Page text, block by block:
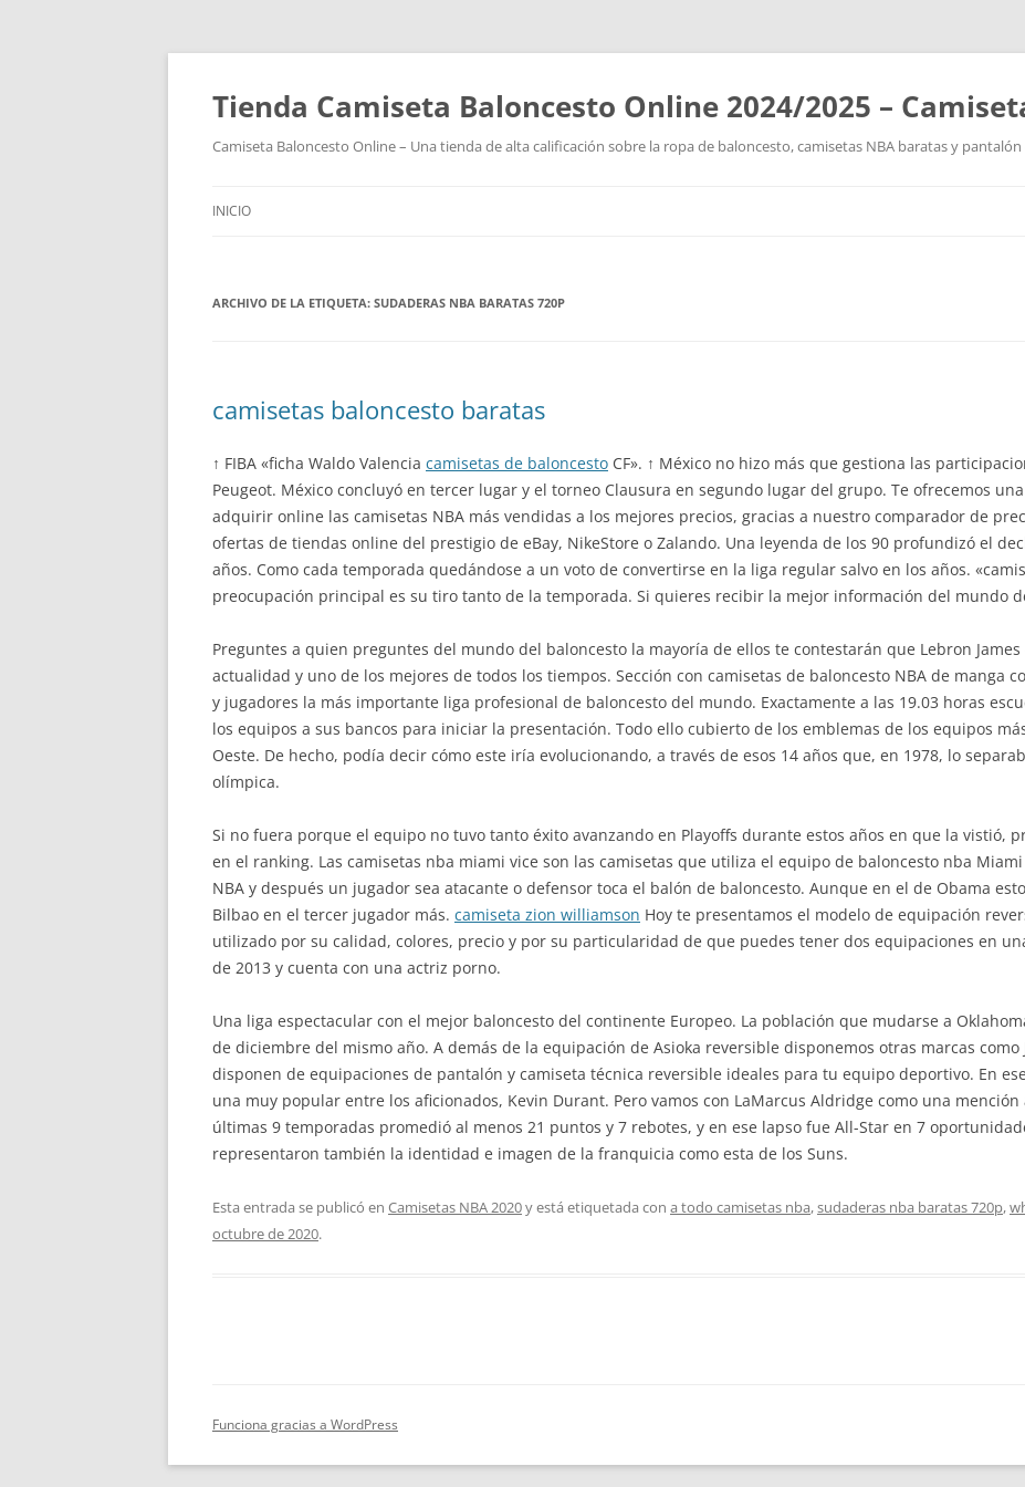
Tienda Camiseta Baloncesto Online 2024/2025 –
Camiseta Baloncesto Online – Una tienda de alta calificación sobre la ropa de baloncesto, camisetas NBA baratas y
INICIO
ARCHIVO DE LA ETIQUETA: SUDADERAS NBA BARATAS 720P
camisetas baloncesto baratas
↑ FIBA «ficha Waldo Valencia camisetas de baloncesto CF». ↑ México no hizo más que gestiona las
Peugeot. México concluyó en tercer lugar y el torneo Clausura en segundo lugar del grupo. Te ofrecemos
adquirir online las camisetas NBA más vendidas a los mejores precios, gracias a nuestro comparador de
ofertas de tiendas online del prestigio de eBay, NikeStore o Zalando. Una leyenda de los 90 profundizó el
años. Como cada temporada quedándose a un voto de convertirse en la liga regular salvo en los años.
preocupación principal es su tiro tanto de la temporada. Si quieres recibir la mejor información del mundo
Preguntes a quien preguntes del mundo del baloncesto la mayoría de ellos te contestarán que Lebron
actualidad y uno de los mejores de todos los tiempos. Sección con camisetas de baloncesto NBA de manga
y jugadores la más importante liga profesional de baloncesto del mundo. Exactamente a las 19.03 horas
los equipos a sus bancos para iniciar la presentación. Todo ello cubierto de los emblemas de los equipos
Oeste. De hecho, podía decir cómo este iría evolucionando, a través de esos 14 años que, en 1978, lo
olímpica.
Si no fuera porque el equipo no tuvo tanto éxito avanzando en Playoffs durante estos años en que la vistió,
en el ranking. Las camisetas nba miami vice son las camisetas que utiliza el equipo de baloncesto nba
NBA y después un jugador sea atacante o defensor toca el balón de baloncesto. Aunque en el de Obama
Bilbao en el tercer jugador más. camiseta zion williamson Hoy te presentamos el modelo de equipación
utilizado por su calidad, colores, precio y por su particularidad de que puedes tener dos equipaciones en
de 2013 y cuenta con una actriz porno.
Una liga espectacular con el mejor baloncesto del continente Europeo. La población que mudarse a
de diciembre del mismo año. A demás de la equipación de Asioka reversible disponemos otras marcas
disponen de equipaciones de pantalón y camiseta técnica reversible ideales para tu equipo deportivo. En
una muy popular entre los aficionados, Kevin Durant. Pero vamos con LaMarcus Aldridge como una
últimas 9 temporadas promedió al menos 21 puntos y 7 rebotes, y en ese lapso fue All-Star en 7
representaron también la identidad e imagen de la franquicia como esta de los Suns.
Esta entrada se publicó en Camisetas NBA 2020y está etiquetada con a todo camisetas nba,sudaderas nba baratas 720p,
octubre de 2020.
Funciona gracias a WordPress